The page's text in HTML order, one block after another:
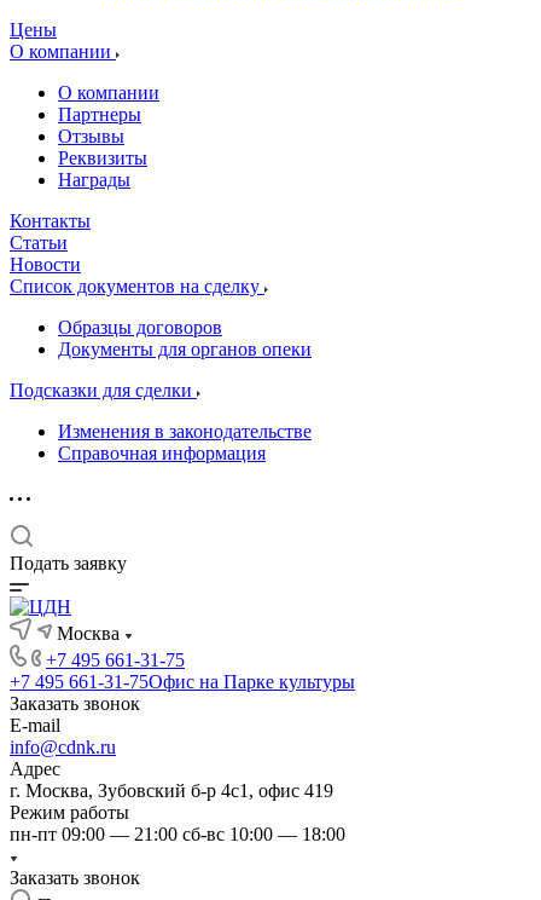
Цены
О компании
О компании
Партнеры
Отзывы
Реквизиты
Награды
Контакты
Статьи
Новости
Список документов на сделку
Образцы договоров
Документы для органов опеки
Подсказки для сделки
Изменения в законодательстве
Справочная информация
Подать заявку
Москва
+7 495 661-31-75
+7 495 661-31-75Офис на Парке культуры
Заказать звонок
E-mail
info@cdnk.ru
Адрес
г. Москва, Зубовский б-р 4с1, офис 419
Режим работы
пн-пт 09:00 — 21:00 сб-вс 10:00 — 18:00
Заказать звонок